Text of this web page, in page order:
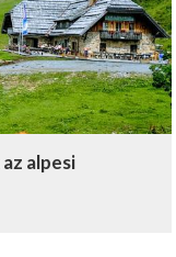
alpesi